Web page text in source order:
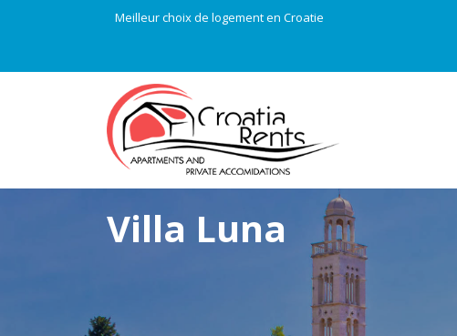
Meilleur choix de logement en Croatie
Villa Luna